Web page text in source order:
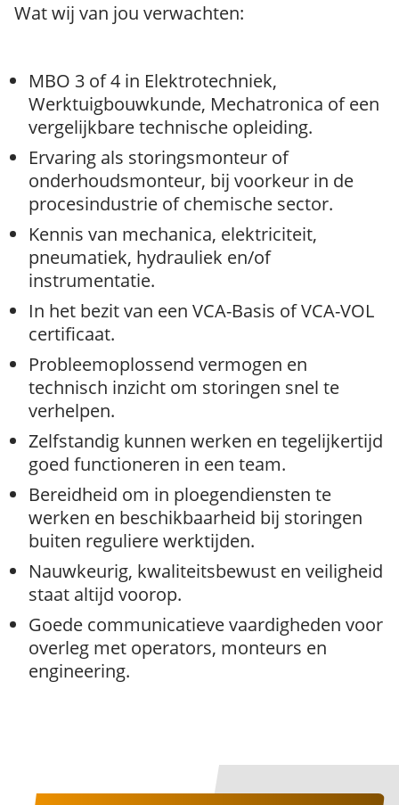
Wat wij van jou verwachten:
MBO 3 of 4 in Elektrotechniek,
Werktuigbouwkunde, Mechatronica of een
vergelijkbare technische opleiding.
Ervaring als storingsmonteur of
onderhoudsmonteur, bij voorkeur in de
procesindustrie of chemische sector.
Kennis van mechanica, elektriciteit,
pneumatiek, hydrauliek en/of
instrumentatie.
In het bezit van een VCA-Basis of VCA-VOL
certificaat.
Probleemoplossend vermogen en
technisch inzicht om storingen snel te
verhelpen.
Zelfstandig kunnen werken en tegelijkertijd
goed functioneren in een team.
Bereidheid om in ploegendiensten te
werken en beschikbaarheid bij storingen
buiten reguliere werktijden.
Nauwkeurig, kwaliteitsbewust en veiligheid
staat altijd voorop.
Goede communicatieve vaardigheden voor
overleg met operators, monteurs en
engineering.